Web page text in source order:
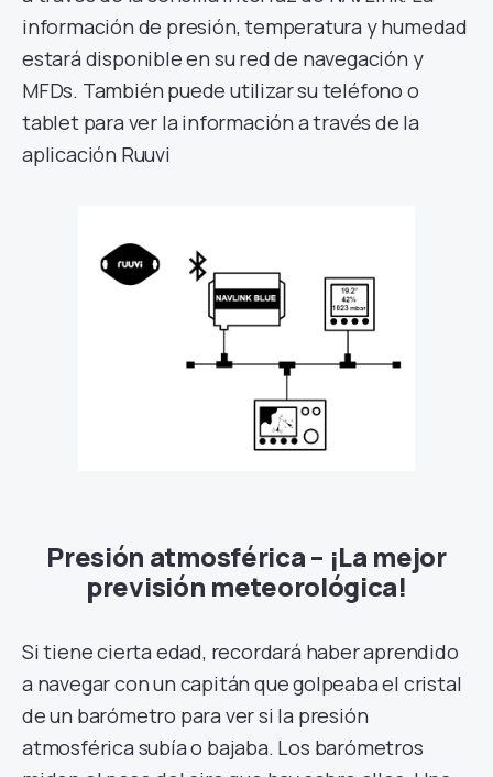
información de presión, temperatura y humedad
estará disponible en su red de navegación y
MFDs. También puede utilizar su teléfono o
tablet para ver la información a través de la
aplicación Ruuvi
Presión atmosférica – ¡La mejor
previsión meteorológica!
Si tiene cierta edad, recordará haber aprendido
a navegar con un capitán que golpeaba el cristal
de un barómetro para ver si la presión
atmosférica subía o bajaba. Los barómetros